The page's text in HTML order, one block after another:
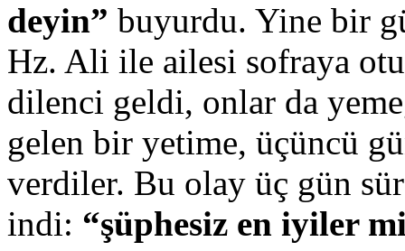
deyin” buyurdu. Yine bir
Hz. Ali ile ailesi sofraya
dilenci geldi, onlar da
gelen bir yetime, üçüncü
verdiler. Bu olay üç gün
indi: “şüphesiz en iyiler